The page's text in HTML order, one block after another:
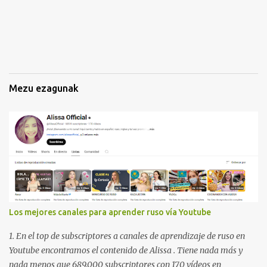
Mezu ezagunak
Los mejores canales para aprender ruso vía Youtube
1. En el top de subscriptores a canales de aprendizaje de ruso en
Youtube encontramos el contenido de Alissa . Tiene nada más y
nada menos que 689.000 subscriptores con 170 vídeos en